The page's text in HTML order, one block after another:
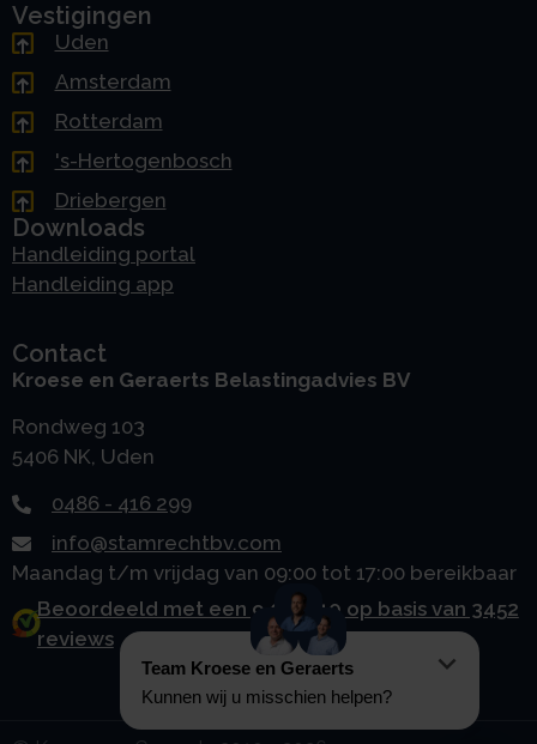
Vestigingen
Uden
Amsterdam
Rotterdam
's-Hertogenbosch
Driebergen
Downloads
Handleiding portal
Handleiding app
Contact
Kroese en Geraerts Belastingadvies BV
Rondweg 103
5406 NK, Uden
0486 - 416 299
info@stamrechtbv.com
Maandag t/m vrijdag van 09:00 tot 17:00 bereikbaar
Beoordeeld met een 9.0 uit 10 op basis van 3452
reviews